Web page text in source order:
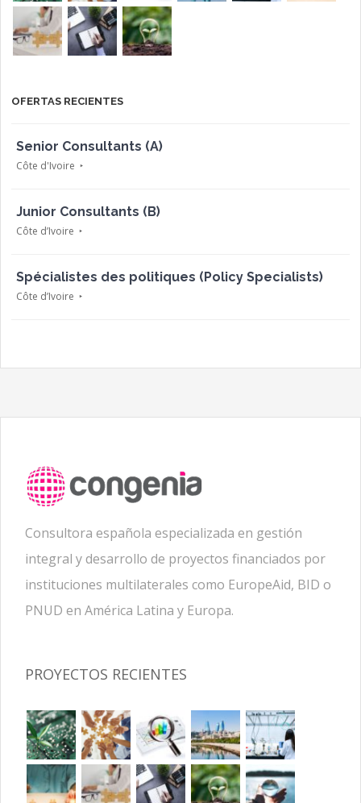
OFERTAS RECIENTES
Senior Consultants (A)
Côte d'Ivoire
Junior Consultants (B)
Côte d’Ivoire
Spécialistes des politiques (Policy Specialists)
Côte d’Ivoire
Consultora española especializada en gestión
integral y desarrollo de proyectos financiados por
instituciones multilaterales como EuropeAid, BID o
PNUD en América Latina y Europa.
PROYECTOS RECIENTES